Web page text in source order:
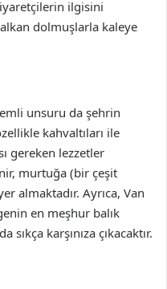
ilgisini
dolmuşlarla kaleye
unsuru da şehrin
kahvaltıları ile
gereken lezzetler
murtuğa (bir çeşit
almaktadır. Ayrıca, Van
en meşhur balık
karşınıza çıkacaktır.